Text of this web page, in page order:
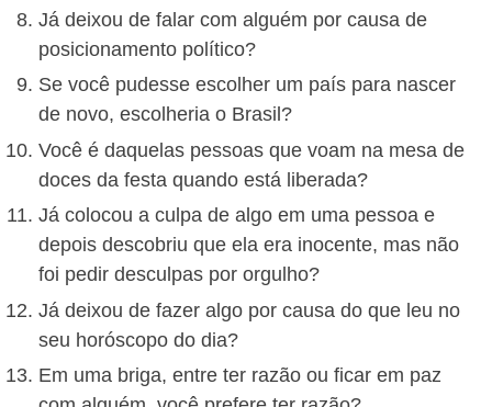
Já deixou de falar com alguém por causa de
posicionamento político?
Se você pudesse escolher um país para nascer
de novo, escolheria o Brasil?
Você é daquelas pessoas que voam na mesa de
doces da festa quando está liberada?
Já colocou a culpa de algo em uma pessoa e
depois descobriu que ela era inocente, mas não
foi pedir desculpas por orgulho?
Já deixou de fazer algo por causa do que leu no
seu horóscopo do dia?
Em uma briga, entre ter razão ou ficar em paz